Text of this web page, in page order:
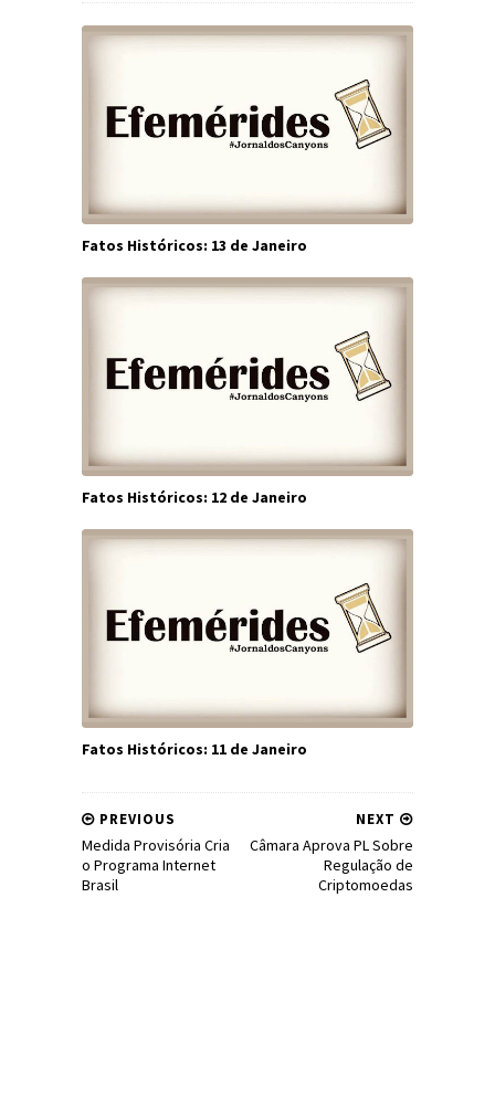
Fatos Históricos: 13 de Janeiro
Fatos Históricos: 12 de Janeiro
Fatos Históricos: 11 de Janeiro
NEXT
Câmara Aprova PL Sobre
Regulação de
Criptomoedas
PREVIOUS
Medida Provisória Cria
o Programa Internet
Brasil